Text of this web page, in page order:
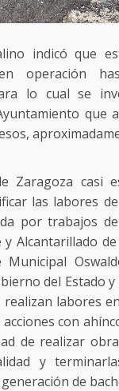
indicó que
operación
lo cual se
que
Zaragoza casi
las labores
por trabajos
Alcantarillado de
Municipal
del Estado y
realizan labores
con
de realizar
y
de